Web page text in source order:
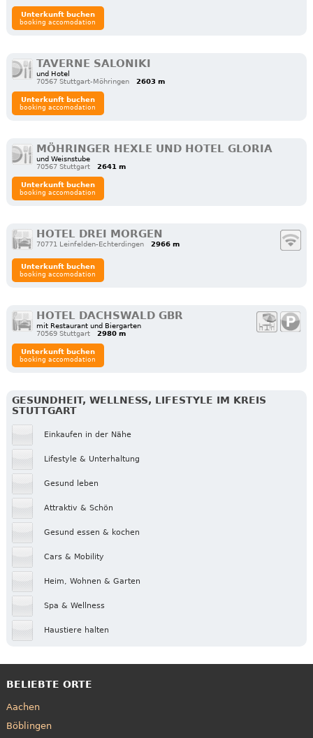
Unterkunft buchen
booking accomodation
TAVERNE SALONIKI
und Hotel
70567 Stuttgart-Möhringen
2603 m
Unterkunft buchen
booking accomodation
MÖHRINGER HEXLE UND HOTEL GLORIA
und Weisnstube
70567 Stuttgart
2641 m
Unterkunft buchen
booking accomodation
HOTEL DREI MORGEN
70771 Leinfelden-Echterdingen 2966 m
Unterkunft buchen
booking accomodation
HOTEL DACHSWALD GBR
mit Restaurant und Biergarten
70569 Stuttgart
2980 m
Unterkunft buchen
booking accomodation
GESUNDHEIT, WELLNESS, LIFESTYLE IM KREIS
STUTTGART
Einkaufen in der Nähe
Lifestyle & Unterhaltung
Gesund leben
Attraktiv & Schön
Gesund essen & kochen
Cars & Mobility
Heim, Wohnen & Garten
Spa & Wellness
Haustiere halten
BELIEBTE ORTE
Aachen
Böblingen